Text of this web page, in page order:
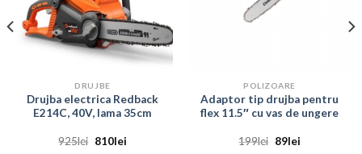
DRUJBE
Drujba electrica Redback
E214C, 40V, lama 35cm
925lei Prețul
810leiPrețul
POLIZOARE
Adaptor tip drujba pentru
flex 11.5″ cu vas de ungere
199lei Prețul
89leiPrețul